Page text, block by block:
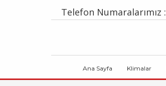
Telefon Numaralarımız :
Ana Sayfa Klimalar